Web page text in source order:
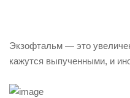
Экзофтальм — это
кажутся выпученными, и